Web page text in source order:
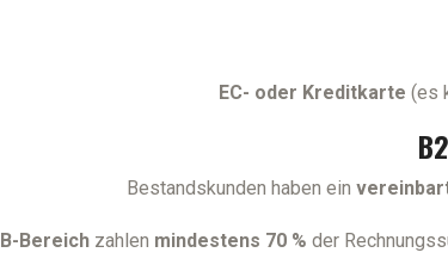
EC- oder Kreditkarte (es
Bestandskunden haben ein
Bereichzahlen mindestens 70 % der